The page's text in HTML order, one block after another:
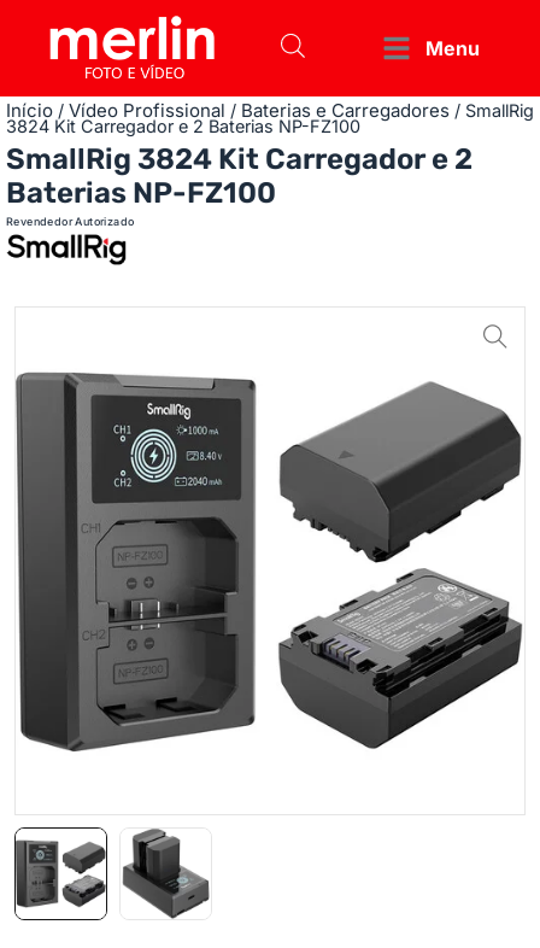
Menu
Início / Vídeo Profissional / Baterias e Carregadores / SmallRig
3824 Kit Carregador e 2 Baterias NP-FZ100
SmallRig 3824 Kit Carregador e 2
Baterias NP-FZ100
Revendedor Autorizado